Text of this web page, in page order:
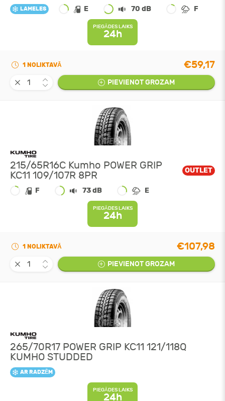
LAMELES E 70 dB F
PIEGĀDES LAIKS
24h
1 NOLIKTAVĀ €59,17
PIEVIENOT GROZAM
215/65R16C Kumho POWER GRIP
KC11 109/107R 8PR
OUTLET
F 73 dB E
PIEGĀDES LAIKS
24h
1 NOLIKTAVĀ €107,98
PIEVIENOT GROZAM
265/70R17 POWER GRIP KC11 121/118Q
KUMHO STUDDED
AR RADZĒM
PIEGĀDES LAIKS
24h